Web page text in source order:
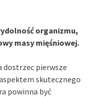
organizmu,
masy mięśniowej.
dostrzec pierwsze
skutecznego
powinna być